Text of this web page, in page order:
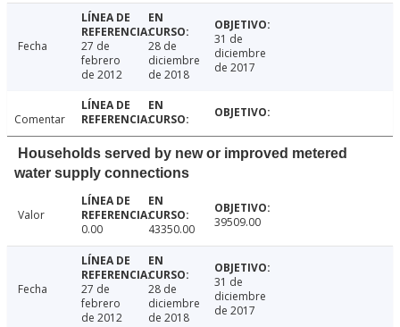
Fecha
27 de
febrero
de 2012
28 de
diciembre
de 2018
31 de
diciembre
de 2017
Comentar
Households served by new or improved metered
water supply connections
Valor
0.00
43350.00 39509.00
Fecha
27 de
febrero
de 2012
28 de
diciembre
de 2018
31 de
diciembre
de 2017